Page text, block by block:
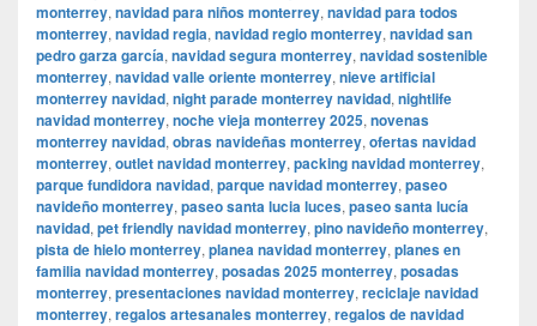
monterrey, navidad para niños monterrey, navidad para todos
monterrey, navidad regia, navidad regio monterrey, navidad san
pedro garza garcía, navidad segura monterrey, navidad sostenible
monterrey, navidad valle oriente monterrey, nieve artificial
monterrey navidad, night parade monterrey navidad, nightlife
navidad monterrey, noche vieja monterrey 2025, novenas
monterrey navidad, obras navideñas monterrey, ofertas navidad
monterrey, outlet navidad monterrey, packing navidad monterrey,
parque fundidora navidad, parque navidad monterrey, paseo
navideño monterrey, paseo santa lucia luces, paseo santa lucía
navidad, pet friendly navidad monterrey, pino navideño monterrey,
pista de hielo monterrey, planea navidad monterrey, planes en
familia navidad monterrey, posadas 2025 monterrey, posadas
monterrey, presentaciones navidad monterrey, reciclaje navidad
monterrey, regalos artesanales monterrey, regalos de navidad